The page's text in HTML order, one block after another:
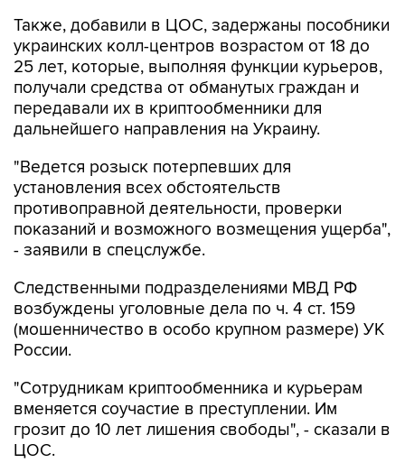
Также, добавили в ЦОС, задержаны пособники
украинских колл-центров возрастом от 18 до
25 лет, которые, выполняя функции курьеров,
получали средства от обманутых граждан и
передавали их в криптообменники для
дальнейшего направления на Украину.
"Ведется розыск потерпевших для
установления всех обстоятельств
противоправной деятельности, проверки
показаний и возможного возмещения ущерба",
- заявили в спецслужбе.
Следственными подразделениями МВД РФ
возбуждены уголовные дела по ч. 4 ст. 159
(мошенничество в особо крупном размере) УК
России.
"Сотрудникам криптообменника и курьерам
вменяется соучастие в преступлении. Им
грозит до 10 лет лишения свободы", - сказали в
ЦОС.